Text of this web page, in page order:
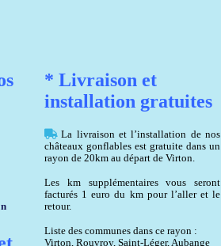
* Livraison et
installation gratuites
La livraison et l’installation de nos
châteaux gonflables est gratuite dans un
rayon de 20km au départ de Virton.
Les km supplémentaires vous seront
facturés 1 euro du km pour l’aller et le
retour.
Liste des communes dans ce rayon :
Virton, Rouvroy, Saint-Léger, Aubange